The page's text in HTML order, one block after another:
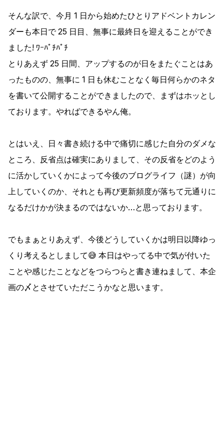
そんな訳で、今月 1 日から始めたひとりアドベントカレン
ダーも本日で 25 日目、無事に最終日を迎えることができ
ました! ﾜｰﾊﾟﾁﾊﾟﾁ
とりあえず 25 日間、アップするのが日をまたぐことはあ
ったものの、無事に 1 日も休むことなく毎日何らかのネタ
を書いて公開することができましたので、まずはホッとし
ております。やればできるやん俺。
とはいえ、日々書き続ける中で痛切に感じた自分のダメな
ところ、反省点は確実にありまして、その反省をどのよう
に活かしていくかによって今後のブログライフ（謎）が向
上していくのか、それとも再び更新頻度が落ちて元通りに
なるだけかが決まるのではないか…と思っております。
でもまぁとりあえず、今後どうしていくかは明日以降ゆっ
くり考えるとしまして😅 本日はやってる中で気が付いた
ことや感じたことなどをつらつらと書き連ねまして、本企
画の〆とさせていただこうかなと思います。